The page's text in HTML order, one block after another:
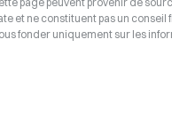
et ne constituent pas un
fonder uniquement sur les